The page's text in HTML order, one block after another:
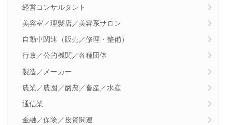
経営コンサルタント
美容室／理髪店／美容系サロン
自動車関連（販売／修理・整備）
行政／公的機関／各種団体
製造／メーカー
農業／農園／酪農／畜産／水産
通信業
金融／保険／投資関連